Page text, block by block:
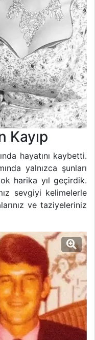
Kayıp
hayatını kaybetti.
yalnızca şunları
harika yıl geçirdik.
sevgiyi kelimelerle
ve taziyeleriniz